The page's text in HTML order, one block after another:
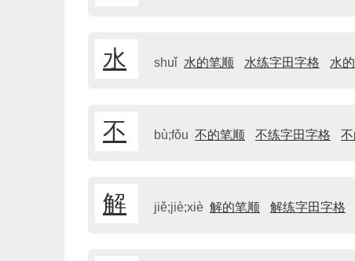
水 shuǐ 水的笔顺 水练字田字格 水
不 bù;fǒu 不的笔顺 不练字田字格
解 jiě;jiè;xiè 解的笔顺 解练字田字格